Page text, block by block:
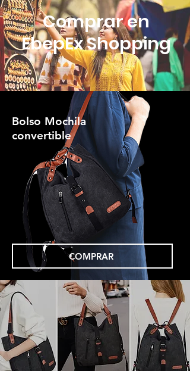
Comprar en
EbepEx Shopping
Bolso Mochila
convertible
COMPRAR